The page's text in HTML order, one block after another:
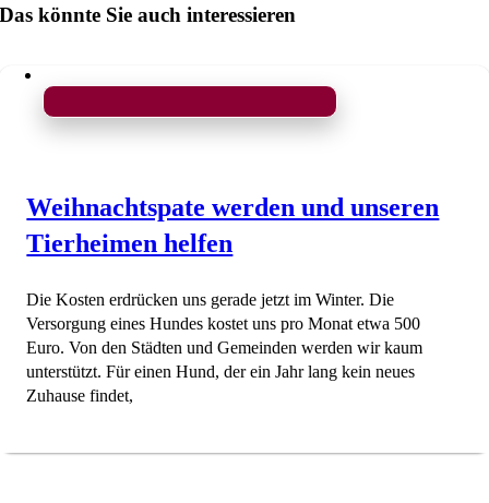
Das könnte Sie auch interessieren
Weihnachtspate werden und unseren
Tierheimen helfen
Die Kosten erdrücken uns gerade jetzt im Winter. Die
Versorgung eines Hundes kostet uns pro Monat etwa 500
Euro. Von den Städten und Gemeinden werden wir kaum
unterstützt. Für einen Hund, der ein Jahr lang kein neues
Zuhause findet,